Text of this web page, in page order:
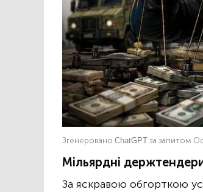
Згенеровано ChatGPT за запитом
Мільярдні
За яскравою обгорткою